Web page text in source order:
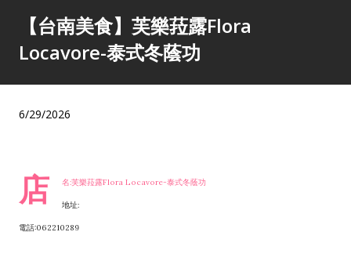
【台南美食】芙樂菈露Flora
Locavore-泰式冬蔭功
6/29/2026
店 名:芙樂菈露Flora Locavore-泰式冬蔭功
地址:
電話:062210289